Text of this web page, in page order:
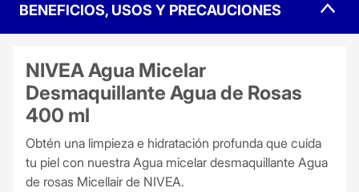
BENEFICIOS, USOS Y PRECAUCIONES
NIVEA Agua Micelar
Desmaquillante Agua de Rosas
400 ml
Obtén una limpieza e hidratación profunda que cuida
tu piel con nuestra Agua micelar desmaquillante Agua
de rosas Micellair de NIVEA.